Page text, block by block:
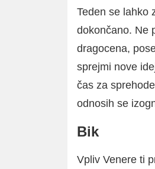
Teden se lahko
dokončano. Ne
dragocena,
sprejmi nove
čas za
odnosih se
Bik
Vpliv Venere ti